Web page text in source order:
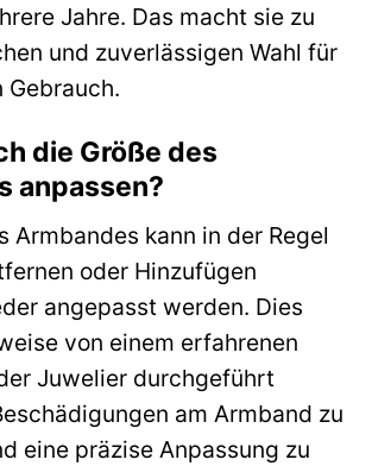
Jahre. Das macht sie zu
und zuverlässigen Wahl für
Gebrauch.
die Größe des
anpassen?
Armbandes kann in der Regel
oder Hinzufügen
angepasst werden. Dies
von einem erfahrenen
Juwelier durchgeführt
am Armband zu
eine präzise Anpassung zu